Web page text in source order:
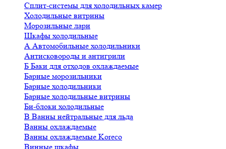
Сплит-системы для холодильных камер
Холодильные витрины
Морозильные лари
Шкафы холодильные
А Автомобильные холодильники
Антисковороды и антигрили
Б Баки для отходов охлаждаемые
Барные морозильники
Барные холодильники
Барные холодильные витрины
Би-блоки холодильные
В Ванны нейтральные для льда
Ванны охлаждаемые
Ванны охлаждаемые Koreco
Винные шкафы